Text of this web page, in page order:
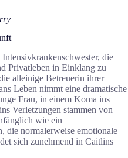
die
Privatleben in Einklang zu
alleinige Betreuerin ihrer
Leben nimmt eine dramatische
Frau, in einem Koma ins
Verletzungen stammen von
wie ein
die normalerweise emotionale
sich zunehmend in Caitlins